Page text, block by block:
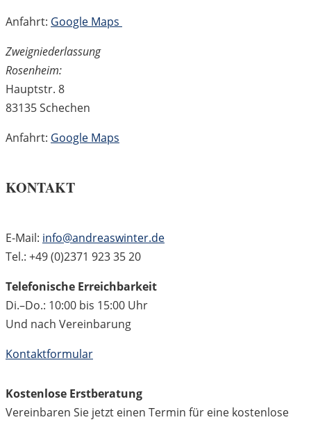
Anfahrt: Google Maps
Zweigniederlassung
Rosenheim:
Hauptstr. 8
83135 Schechen
Anfahrt: Google Maps
KONTAKT
E-Mail: info@andreaswinter.de
Tel.: +49 (0)2371 923 35 20
Telefonische Erreichbarkeit
Di.–Do.: 10:00 bis 15:00 Uhr
Und nach Vereinbarung
Kontaktformular
Kostenlose Erstberatung
Vereinbaren Sie jetzt einen Termin für eine kostenlose